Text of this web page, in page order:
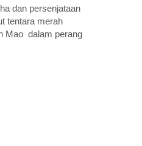
dan persenjataan
tentara merah
Mao dalam perang